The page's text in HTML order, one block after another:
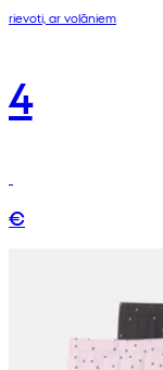
rievoti, ar volāniem
4
€